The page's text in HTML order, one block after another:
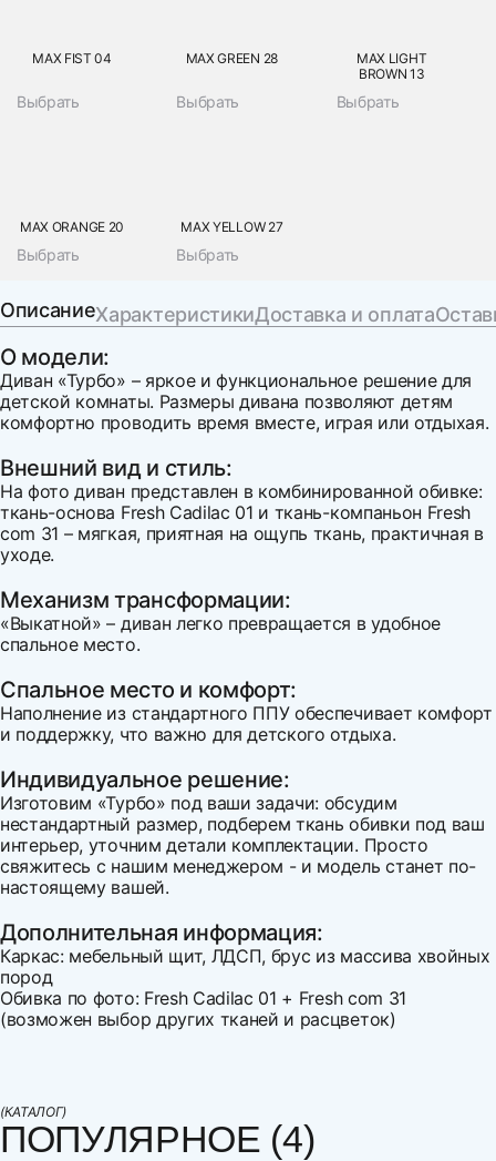
MAX FIST 04
Выбрать
MAX GREEN 28
Выбрать
MAX LIGHT
BROWN 13
Выбрать
MAX ORANGE 20
Выбрать
MAX YELLOW 27
Выбрать
ОписаниеХарактеристикиДоставка и оплата
О модели:
Диван «Турбо» – яркое и функциональное решение для
детской комнаты. Размеры дивана позволяют детям
комфортно проводить время вместе, играя или отдыхая.
Внешний вид и стиль:
На фото диван представлен в комбинированной обивке:
ткань-основа Fresh Cadilac 01 и ткань-компаньон Fresh
com 31 – мягкая, приятная на ощупь ткань, практичная в
уходе.
Механизм трансформации:
«Выкатной» – диван легко превращается в удобное
спальное место.
Спальное место и комфорт:
Наполнение из стандартного ППУ обеспечивает комфорт
и поддержку, что важно для детского отдыха.
Индивидуальное решение:
Изготовим «Турбо» под ваши задачи: обсудим
нестандартный размер, подберем ткань обивки под ваш
интерьер, уточним детали комплектации. Просто
свяжитесь с нашим менеджером - и модель станет по-
настоящему вашей.
Дополнительная информация:
Каркас: мебельный щит, ЛДСП, брус из массива хвойных
пород
Обивка по фото: Fresh Cadilac 01 + Fresh com 31
(возможен выбор других тканей и расцветок)
Глубина
Оплата наличными
Оплата по счету
(КАТАЛОГ)
ПОПУЛЯРНОЕ (4)